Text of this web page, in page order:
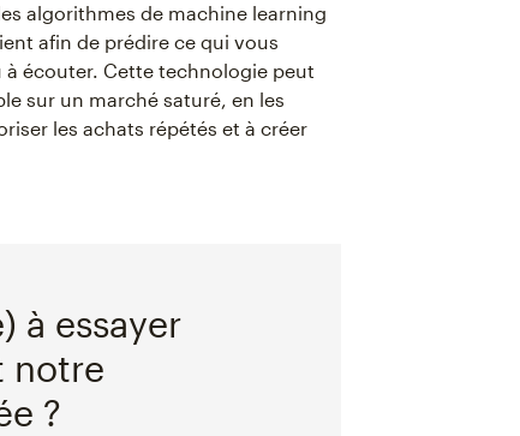
algorithmes de machine learning
afin de prédire ce qui vous
écouter. Cette technologie peut
sur un marché saturé, en les
les achats répétés et à créer
à essayer
notre
?